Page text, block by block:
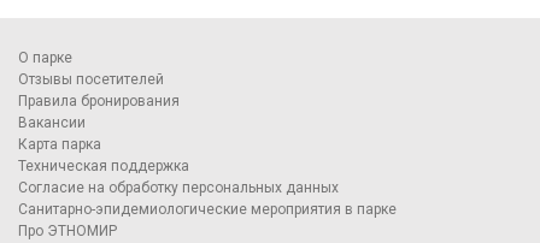
О парке
Отзывы посетителей
Правила бронирования
Вакансии
Карта парка
Техническая поддержка
Согласие на обработку персональных данных
Санитарно-эпидемиологические мероприятия в парке
Про ЭТНОМИР